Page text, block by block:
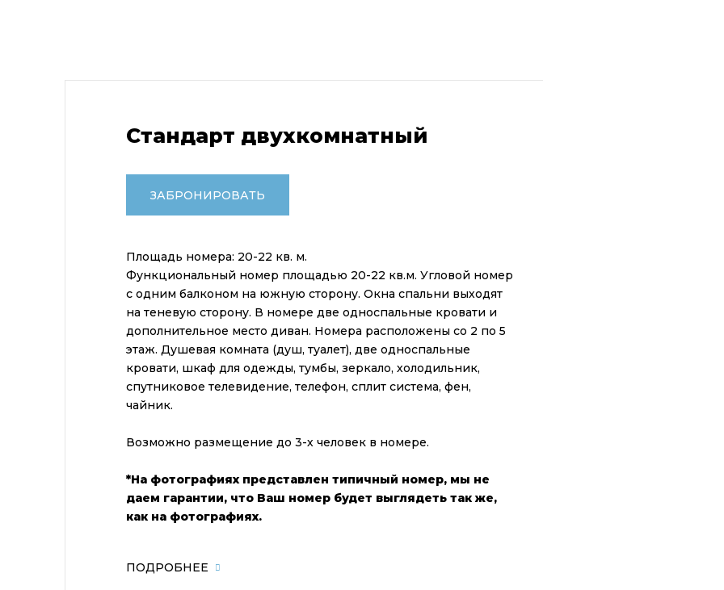
Стандарт двухкомнатный
ЗАБРОНИРОВАТЬ
Площадь номера: 20-22 кв. м.
Функциональный номер площадью 20-22 кв.м. Угловой номер
с одним балконом на южную сторону. Окна спальни выходят
на теневую сторону. В номере две односпальные кровати и
дополнительное место диван. Номера расположены со 2 по 5
этаж. Душевая комната (душ, туалет), две односпальные
кровати, шкаф для одежды, тумбы, зеркало, холодильник,
спутниковое телевидение, телефон, сплит система, фен,
чайник.
Возможно размещение до 3-х человек в номере.
*На фотографиях представлен типичный номер, мы не
даем гарантии, что Ваш номер будет выглядеть так же,
как на фотографиях.
ПОДРОБНЕЕ